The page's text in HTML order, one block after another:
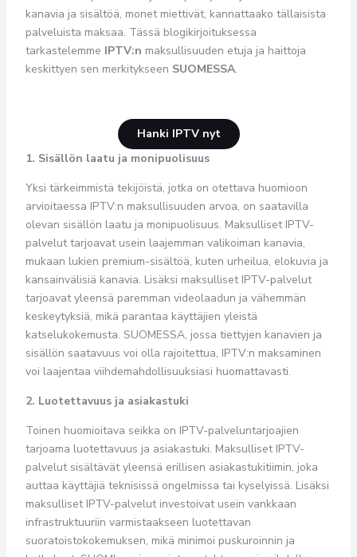
kanavia ja sisältöä, monet miettivät, kannattaako tällaisista
palveluista maksaa. Tässä blogikirjoituksessa
tarkastelemme IPTV:n maksullisuuden etuja ja haittoja
keskittyen sen merkitykseen SUOMESSA.
Hanki IPTV nyt
1. Sisällön laatu ja monipuolisuus
Yksi tärkeimmistä tekijöistä, jotka on otettava huomioon
arvioitaessa IPTV:n maksullisuuden arvoa, on saatavilla
olevan sisällön laatu ja monipuolisuus. Maksulliset IPTV-
palvelut tarjoavat usein laajemman valikoiman kanavia,
mukaan lukien premium-sisältöä, kuten urheilua, elokuvia ja
kansainvälisiä kanavia. Lisäksi maksulliset IPTV-palvelut
tarjoavat yleensä paremman videolaadun ja vähemmän
keskeytyksiä, mikä parantaa käyttäjien yleistä
katselukokemusta. SUOMESSA, jossa tiettyjen kanavien ja
sisällön saatavuus voi olla rajoitettua, IPTV:n maksaminen
voi laajentaa viihdemahdollisuuksiasi huomattavasti.
2. Luotettavuus ja asiakastuki
Toinen huomioitava seikka on IPTV-palveluntarjoajien
tarjoama luotettavuus ja asiakastuki. Maksulliset IPTV-
palvelut sisältävät yleensä erillisen asiakastukitiimin, joka
auttaa käyttäjiä teknisissä ongelmissa tai kyselyissä. Lisäksi
maksulliset IPTV-palvelut investoivat usein vankkaan
infrastruktuuriin varmistaakseen luotettavan
suoratoistokokemuksen, mikä minimoi puskuroinnin ja